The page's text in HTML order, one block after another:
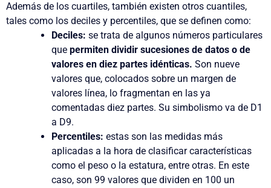
Además de los cuartiles, también existen otros cuantiles,
tales como los deciles y percentiles, que se definen como:
Deciles:se trata de algunos números particulares
que permiten dividir sucesiones de datos o de
valores en diez partes idénticas. Son nueve
valores que, colocados sobre un margen de
valores línea, lo fragmentan en las ya
comentadas diez partes. Su simbolismo va de D1
a D9.
Percentiles:estas son las medidas más
aplicadas a la hora de clasificar características
como el peso o la estatura, entre otras. En este
caso, son 99 valores que dividen en 100 un